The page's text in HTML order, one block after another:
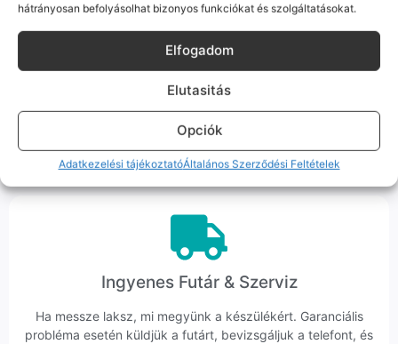
hátrányosan befolyásolhat bizonyos funkciókat és szolgáltatásokat.
Elfogadom
Elutasitás
Opciók
Adatkezelési tájékoztatóÁltalános Szerződési Feltételek
Korrekt Ügyintézés
Hibázni emberi dolog, de a felelősségvállalás nálunk alap.
Ha ritkán előfordul egy hiba, nem kifogásokat keresünk,
hanem megoldást. Szakértő kollégáink azonnal kézbe
veszik az ügyedet.
Ingyenes Futár & Szerviz
Ha messze laksz, mi megyünk a készülékért. Garanciális
probléma esetén küldjük a futárt, bevizsgáljuk a telefont, és